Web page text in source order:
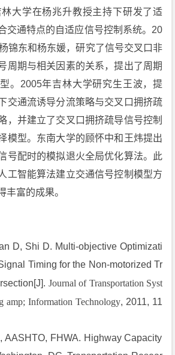
大学在杨兆升教授主持下研发了适
交通特点的自适应信号控制系统。20
锦东和杨东媛，研究了信号交叉口非
周期与相关因素的关系，提出了周期
。2005年吉林大学研究生王波，提
交通流诱导分流策略与交叉口拥挤疏
，并建立了交叉口拥挤疏导信号控制
模型。东南大学的顾怀中和王炜提出
号配时的模拟退火全局优化算法。此
工智能算法建立交通信号控制模型方
丰富的成果。
D, Shi D. Multi-objective Optimizati
Timing for the Non-motorized Tr
Journal of Transportation Syst
amp; Information Technology, 2011, 11
AASHTO, FHWA. Highway Capacity